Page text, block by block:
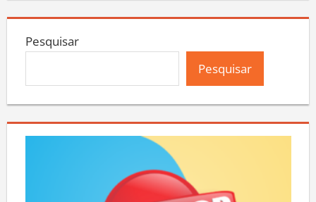
Pesquisar
Pesquisar